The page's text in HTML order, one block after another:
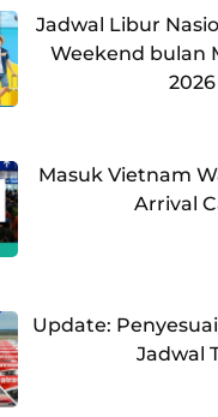
Jadwal Libur
Weekend bulan
2026
Masuk Vietnam
Arrival
Update:
Jadwal